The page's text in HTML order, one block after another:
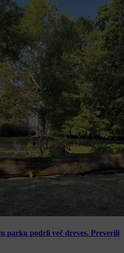
parku podrli več dreves. Preverili